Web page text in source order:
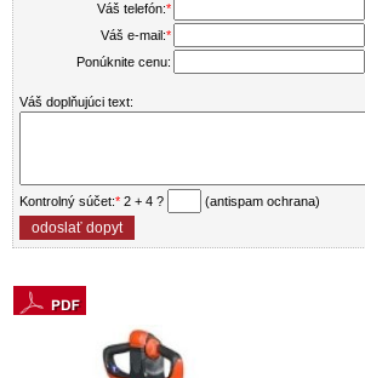
Váš telefón:*
Váš e-mail:*
Ponúknite cenu:
Váš doplňujúci text:
Kontrolný súčet:* 2 + 4 ? (antispam ochrana)